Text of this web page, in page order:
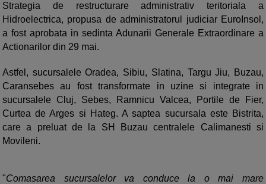
Strategia de restructurare administrativ teritoriala a
Hidroelectrica, propusa de administratorul judiciar EuroInsol,
a fost aprobata in sedinta Adunarii Generale Extraordinare a
Actionarilor din 29 mai.
Astfel, sucursalele Oradea, Sibiu, Slatina, Targu Jiu, Buzau,
Caransebes au fost transformate in uzine si integrate in
sucursalele Cluj, Sebes, Ramnicu Valcea, Portile de Fier,
Curtea de Arges si Hateg. A saptea sucursala este Bistrita,
care a preluat de la SH Buzau centralele Calimanesti si
Movileni.
"Comasarea sucursalelor va conduce la o mai mare